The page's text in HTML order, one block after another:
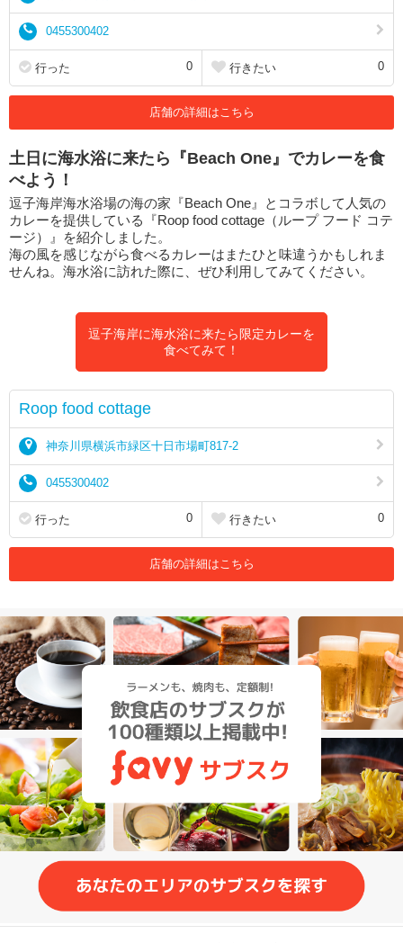
0455300402
行った 0 行きたい 0
店舗の詳細はこちら
土日に海水浴に来たら『Beach One』でカレーを食
べよう！
逗子海岸海水浴場の海の家『Beach One』とコラボして人気の
カレーを提供している『Roop food cottage（ループ フード コテ
ージ）』を紹介しました。
海の風を感じながら食べるカレーはまたひと味違うかもしれま
せんね。海水浴に訪れた際に、ぜひ利用してみてください。
逗子海岸に海水浴に来たら限定カレーを
食べてみて！
Roop food cottage
神奈川県横浜市緑区十日市場町817-2
0455300402
行った 0 行きたい 0
店舗の詳細はこちら